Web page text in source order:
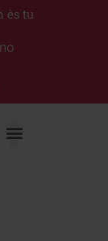
ès tu